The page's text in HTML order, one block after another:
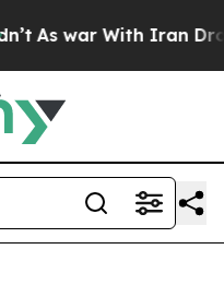
As war With Iran Drove